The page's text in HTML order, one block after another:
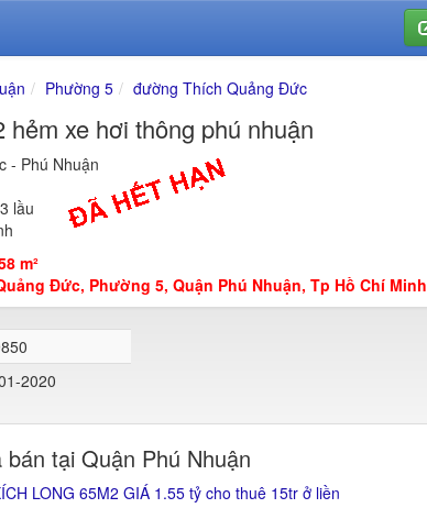
Phường 5 đường Thích Quảng Đức
hẻm xe hơi thông phú nhuận
- Phú Nhuận
lầu
m²
Đức, Phường 5, Quận Phú Nhuận, Tp Hồ Chí Minh
2020
tại Quận Phú Nhuận
LONG 65M2 GIÁ 1.55 tỷ cho thuê 15tr ở liền